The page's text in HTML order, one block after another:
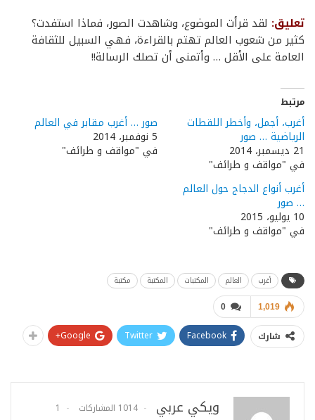
تعليق: لقد قرأت الموضوع، وشاهدت الصور، فماذا استفدت؟
كثير من شعوب العالم تهتم بالقراءة، فهي السبيل للثقافة
العامة على الأقل … وأتمنى أن تصلك الرسالة!!
مرتبط
أغرب، أجمل، وأخطر اللقطات
الرياضية … صور
21 ديسمبر، 2014
في "مواقف و طرائف"
صور … أغرب مقابر في العالم
5 نوفمبر، 2014
في "مواقف و طرائف"
أغرب أنواع الدجاج حول العالم
… صور
10 يوليو، 2015
في "مواقف و طرائف"
أغرب العالم المكتبات المكتبة مكتبة
0 1,019
شارك Facebook
Twitter
Google+
ويكي عربي 1014 المشاركات
1